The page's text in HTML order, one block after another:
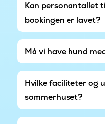
Kan personantallet
bookingen er lavet?
Må vi have hund
Hvilke faciliteter og
sommerhuset?